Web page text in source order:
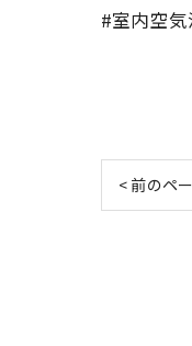
#室内空
< 前のペ